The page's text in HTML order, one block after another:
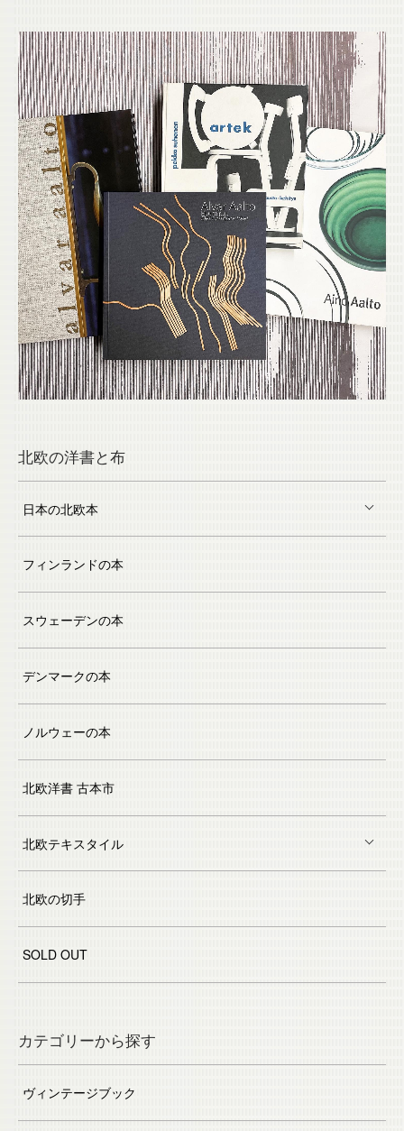
北欧の洋書と布
日本の北欧本
フィンランドの本
スウェーデンの本
デンマークの本
ノルウェーの本
北欧洋書 古本市
北欧テキスタイル
北欧の切手
SOLD OUT
カテゴリーから探す
ヴィンテージブック